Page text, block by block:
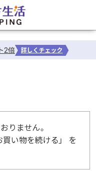
2倍 詳しくチェック
りません。
い物を続ける」 を